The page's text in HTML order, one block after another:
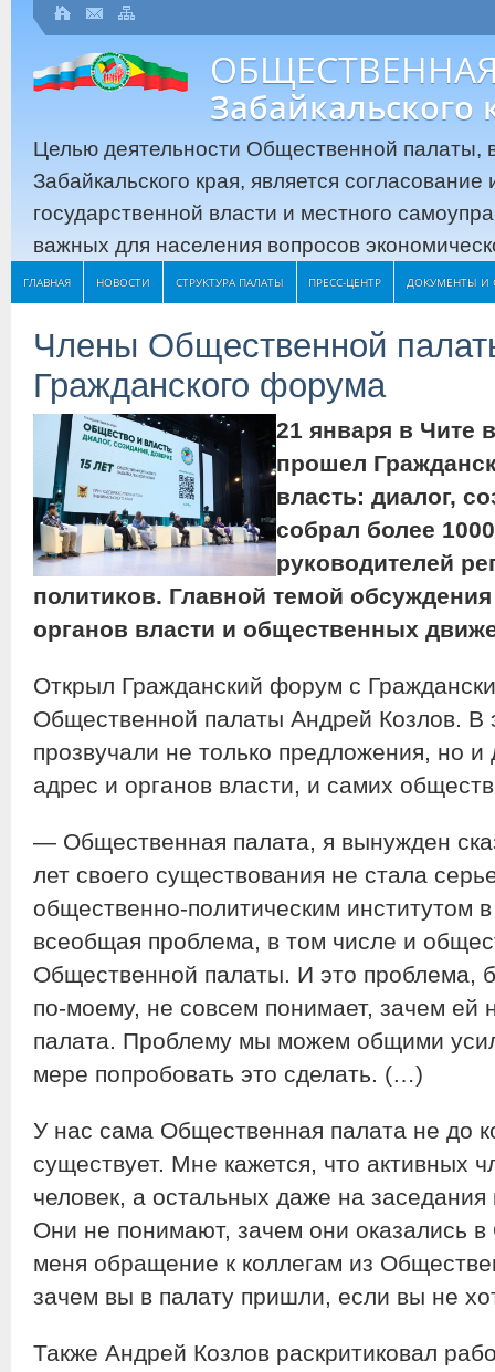
Забайкальского
Целью деятельности Общественной палаты,
Забайкальского края, является
государственной власти и местного
важных для населения вопросов
ГЛАВНАЯ НОВОСТИ СТРУКТУРА ПАЛАТЫ ПРЕСС-ЦЕНТР ДОКУМЕНТЫ И
Члены Общественной
Гражданского форума
21 января в Чите
прошел
власть: диалог,
собрал более
руководителей
политиков. Главной темой
органов власти и общественных
Открыл Гражданский форум с
Общественной палаты Андрей Козлов. В
прозвучали не только предложения, но и
адрес и органов власти, и самих
— Общественная палата, я вынужден
лет своего существования не стала
общественно-политическим институтом
всеобщая проблема, в том числе и
Общественной палаты. И это проблема,
по-моему, не совсем понимает, зачем ей
палата. Проблему мы можем общими
мере попробовать это сделать. (…)
У нас сама Общественная палата не до
существует. Мне кажется, что активных
человек, а остальных даже на заседания
Они не понимают, зачем они оказались
меня обращение к коллегам из
зачем вы в палату пришли, если вы не
Также Андрей Козлов раскритиковал